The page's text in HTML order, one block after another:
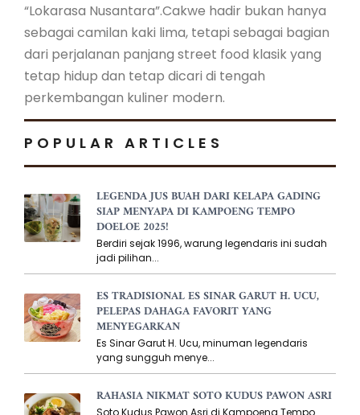
“Lokarasa Nusantara”.Cakwe hadir bukan hanya
sebagai camilan kaki lima, tetapi sebagai bagian
dari perjalanan panjang street food klasik yang
tetap hidup dan tetap dicari di tengah
perkembangan kuliner modern.
POPULAR ARTICLES
LEGENDA JUS BUAH DARI KELAPA GADING
SIAP MENYAPA DI KAMPOENG TEMPO
DOELOE 2025!
Berdiri sejak 1996, warung legendaris ini sudah
jadi pilihan...
ES TRADISIONAL ES SINAR GARUT H. UCU,
PELEPAS DAHAGA FAVORIT YANG
MENYEGARKAN
Es Sinar Garut H. Ucu, minuman legendaris
yang sungguh menye...
RAHASIA NIKMAT SOTO KUDUS PAWON ASRI